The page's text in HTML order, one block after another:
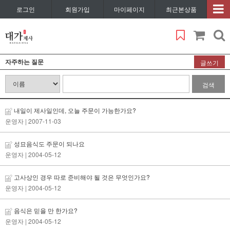
로그인 회원가입 마이페이지 최근본상품
자주하는 질문 글쓰기
검색
내일이 제사일인데, 오늘 주문이 가능한가요?
운영자 | 2007-11-03
성묘음식도 주문이 되나요
운영자 | 2004-05-12
고사상인 경우 따로 준비해야 될 것은 무엇인가요?
운영자 | 2004-05-12
음식은 믿을 만 한가요?
운영자 | 2004-05-12